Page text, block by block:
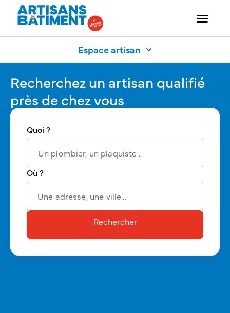
Espace artisan
Recherchez un artisan qualifié
près de chez vous
Quoi ?
Où ?
Rechercher